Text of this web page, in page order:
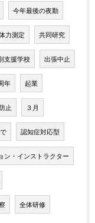
今年最後の夜勤
力測定 共同研究
支援学校 出張中止
年 起業
止 ３月
認知症対応型
ン・インストラクター
全体研修